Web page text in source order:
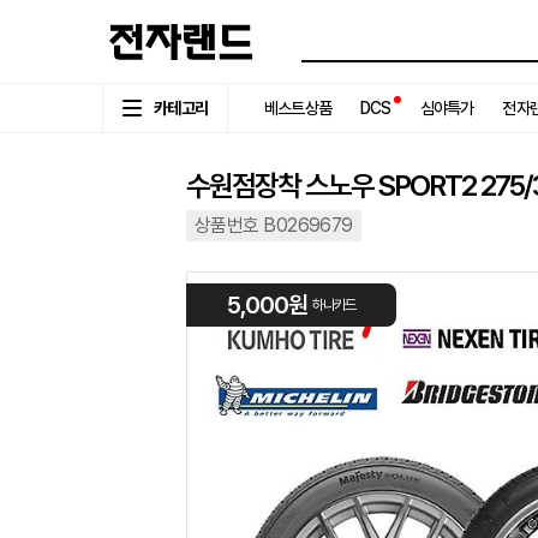
카테고리 베스트상품 DCS 심야특가 전자
수원점장착 스노우 SPORT2
상품번호 B0269679
5,000원 하나카드